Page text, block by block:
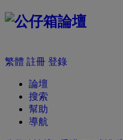
繁體 註冊 登錄
論壇
搜索
幫助
導航